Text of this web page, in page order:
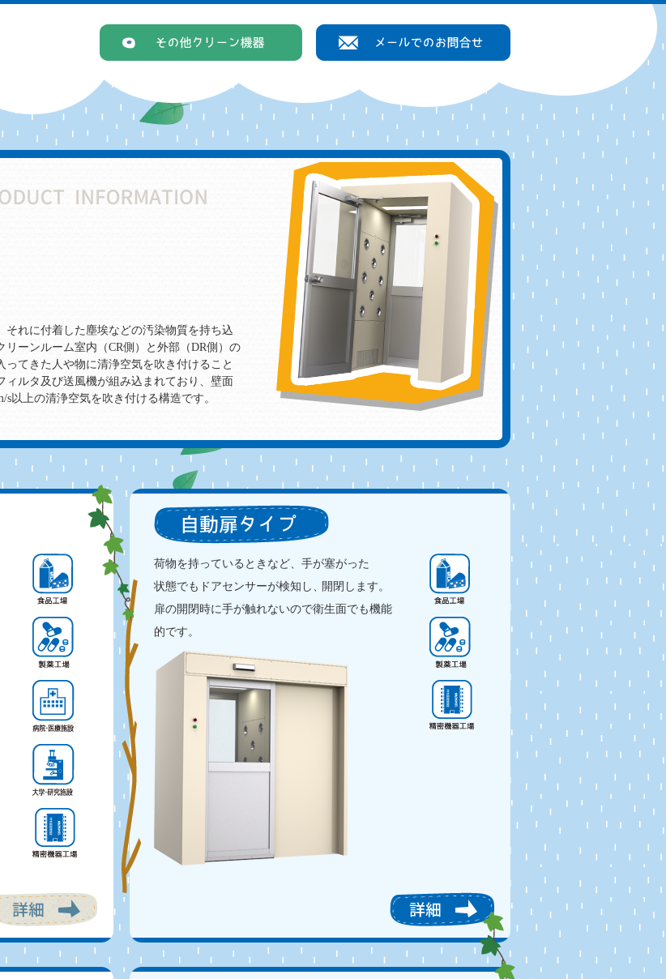
れに付着した塵埃などの汚染物質を持ち込
ーンルーム室内（CR側）と外部（DR側）の
てきた人や物に清浄空気を吹き付けること
ルタ及び送風機が組み込まれており、壁面
以上の清浄空気を吹き付ける構造です。
荷物を持っているときなど、手が塞がった
状態でもドアセンサーが検知し
開閉します。
扉の開閉時に手が触れないので衛生面でも機能
的です。